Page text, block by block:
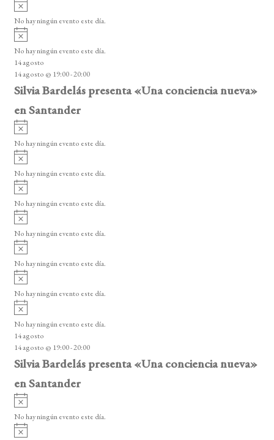
o
v
i
o
No hay ningún evento este día.
A
v
i
s
o
No hay ningún evento este día.
14 agosto
14 agosto @ 19:00-20:00
Silvia Bardelás presenta «Una conciencia nueva»
en Santander
A
v
i
o
No hay ningún evento este día.
A
v
i
o
No hay ningún evento este día.
A
v
i
o
No hay ningún evento este día.
A
v
i
o
No hay ningún evento este día.
A
v
i
o
No hay ningún evento este día.
A
v
i
o
No hay ningún evento este día.
A
v
i
s
o
No hay ningún evento este día.
14 agosto
14 agosto @ 19:00-20:00
Silvia Bardelás presenta «Una conciencia nueva»
en Santander
A
v
i
No hay ningún evento este día.
A